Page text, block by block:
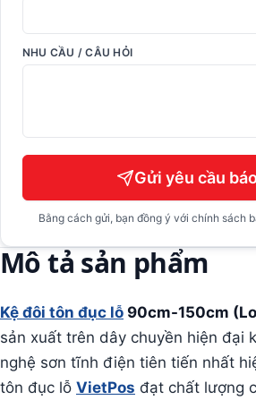
NHU CẦU / CÂU HỎI
Gửi yêu cầu
Bằng cách gửi, bạn đồng ý với chính sách
Mô tả sản phẩm
Kệ đôi tôn đục lỗ 90cm-150cm
sản xuất trên dây chuyền hiện đại
nghệ sơn tĩnh điện tiên tiến nhất
tôn đục lỗ VietPos đạt chất lượng